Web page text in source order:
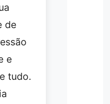
de
e
tudo.